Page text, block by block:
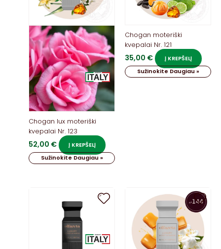
Chogan lux moteriški
kvepalai Nr. 123
52,00 €
Į KREPŠELĮ
Sužinokite Daugiau »
Chogan moteriški
kvepalai Nr. 121
35,00 €
Į KREPŠELĮ
Sužinokite Daugiau »